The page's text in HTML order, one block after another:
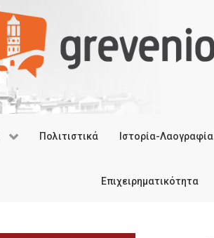
Πολιτιστικά Ιστορία-Λαογραφία
Επιχειρηματικότητα